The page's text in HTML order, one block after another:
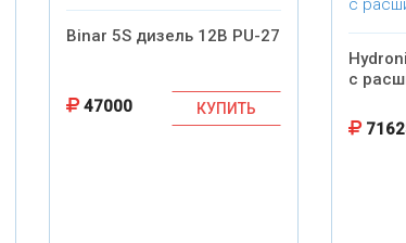
Binar 5S дизель 12В PU-27
47000 КУПИТЬ
с